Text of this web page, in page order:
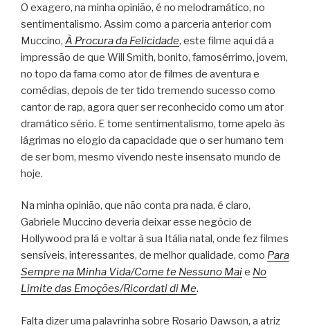
O exagero, na minha opinião, é no melodramático, no
sentimentalismo. Assim como a parceria anterior com
Muccino, À Procura da Felicidade, este filme aqui dá a
impressão de que Will Smith, bonito, famosérrimo, jovem,
no topo da fama como ator de filmes de aventura e
comédias, depois de ter tido tremendo sucesso como
cantor de rap, agora quer ser reconhecido como um ator
dramático sério. E tome sentimentalismo, tome apelo às
lágrimas no elogio da capacidade que o ser humano tem
de ser bom, mesmo vivendo neste insensato mundo de
hoje.
Na minha opinião, que não conta pra nada, é claro,
Gabriele Muccino deveria deixar esse negócio de
Hollywood pra lá e voltar à sua Itália natal, onde fez filmes
sensíveis, interessantes, de melhor qualidade, como Para
Sempre na Minha Vida/Come te Nessuno Maie No
Limite das Emoções/Ricordati di Me.
Falta dizer uma palavrinha sobre Rosario Dawson, a atriz